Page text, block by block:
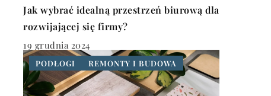
Jak wybrać idealną przestrzeń biurową dla
rozwijającej się firmy?
19 grudnia 2024
PODŁOGI REMONTY I BUDOWA